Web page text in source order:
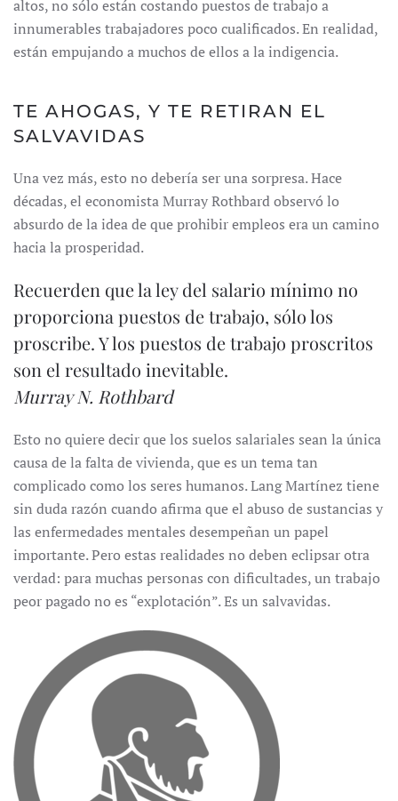
altos, no sólo están costando puestos de trabajo a
innumerables trabajadores poco cualificados. En realidad,
están empujando a muchos de ellos a la indigencia.
TE AHOGAS, Y TE RETIRAN EL
SALVAVIDAS
Una vez más, esto no debería ser una sorpresa. Hace
décadas, el economista Murray Rothbard observó lo
absurdo de la idea de que prohibir empleos era un camino
hacia la prosperidad.
Recuerden que la ley del salario mínimo no
proporciona puestos de trabajo, sólo los
proscribe. Y los puestos de trabajo proscritos
son el resultado inevitable.
Murray N. Rothbard
Esto no quiere decir que los suelos salariales sean la única
causa de la falta de vivienda, que es un tema tan
complicado como los seres humanos. Lang Martínez tiene
sin duda razón cuando afirma que el abuso de sustancias y
las enfermedades mentales desempeñan un papel
importante. Pero estas realidades no deben eclipsar otra
verdad: para muchas personas con dificultades, un trabajo
peor pagado no es “explotación”. Es un salvavidas.